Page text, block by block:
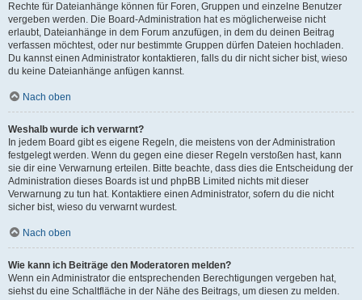
Rechte für Dateianhänge können für Foren, Gruppen und einzelne Benutzer
vergeben werden. Die Board-Administration hat es möglicherweise nicht
erlaubt, Dateianhänge in dem Forum anzufügen, in dem du deinen Beitrag
verfassen möchtest, oder nur bestimmte Gruppen dürfen Dateien hochladen.
Du kannst einen Administrator kontaktieren, falls du dir nicht sicher bist, wieso
du keine Dateianhänge anfügen kannst.
Nach oben
Weshalb wurde ich verwarnt?
In jedem Board gibt es eigene Regeln, die meistens von der Administration
festgelegt werden. Wenn du gegen eine dieser Regeln verstoßen hast, kann
sie dir eine Verwarnung erteilen. Bitte beachte, dass dies die Entscheidung der
Administration dieses Boards ist und phpBB Limited nichts mit dieser
Verwarnung zu tun hat. Kontaktiere einen Administrator, sofern du die nicht
sicher bist, wieso du verwarnt wurdest.
Nach oben
Wie kann ich Beiträge den Moderatoren melden?
Wenn ein Administrator die entsprechenden Berechtigungen vergeben hat,
siehst du eine Schaltfläche in der Nähe des Beitrags, um diesen zu melden.